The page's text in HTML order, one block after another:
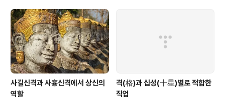
사길신격과 사흉신격에서 상신의
역할
격(格)과 십성(十星)별로 적합한
직업